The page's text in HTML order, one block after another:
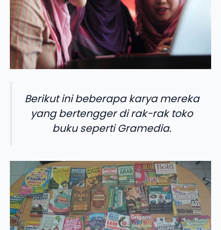
Berikut ini beberapa karya mereka
yang bertengger di rak-rak toko
buku seperti Gramedia.